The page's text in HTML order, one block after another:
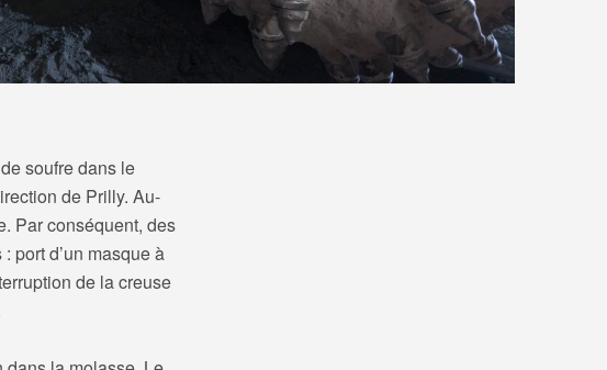
soufre dans le
de Prilly. Au-
Par conséquent, des
port d’un masque à
de la creuse